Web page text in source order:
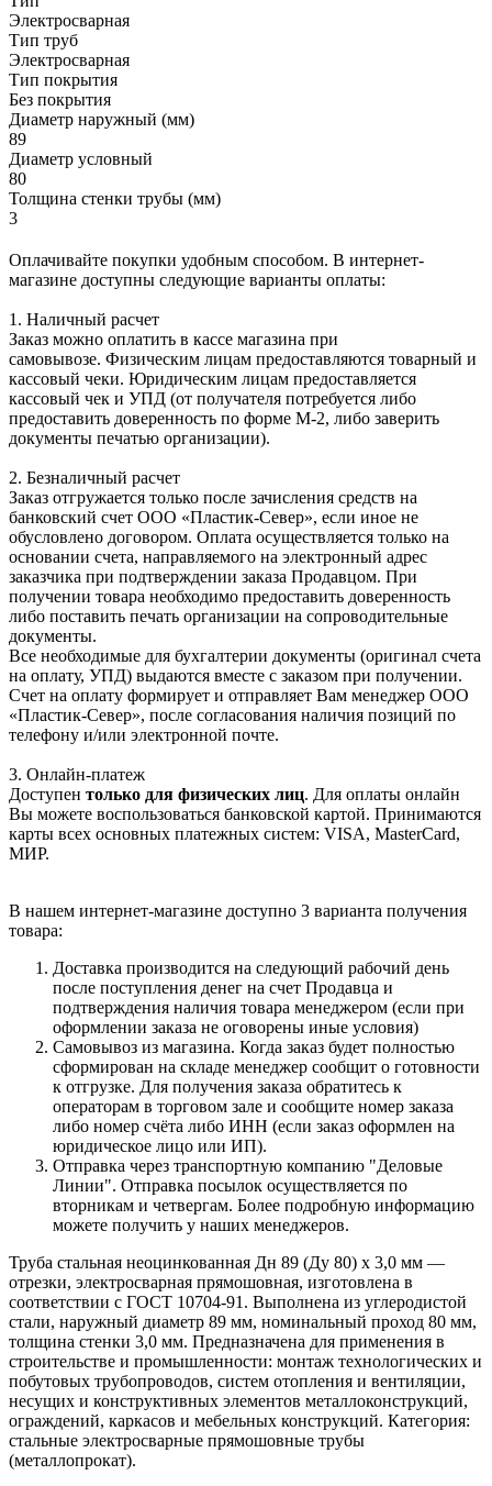
Электросварная
Тип труб
Электросварная
Тип покрытия
Без покрытия
Диаметр наружный (мм)
89
Диаметр условный
80
Толщина стенки трубы (мм)
3
Оплачивайте покупки удобным способом. В интернет-
магазине доступны следующие варианты оплаты:
1. Наличный расчет
Заказ можно оплатить в кассе магазина при
самовывозе. Физическим лицам предоставляются товарный и
кассовый чеки. Юридическим лицам предоставляется
кассовый чек и УПД (от получателя потребуется либо
предоставить доверенность по форме М-2, либо заверить
документы печатью организации).
2. Безналичный расчет
Заказ отгружается только после зачисления средств на
банковский счет ООО «Пластик-Север», если иное не
обусловлено договором. Оплата осуществляется только на
основании счета, направляемого на электронный адрес
заказчика при подтверждении заказа Продавцом. При
получении товара необходимо предоставить доверенность
либо поставить печать организации на сопроводительные
документы.
Все необходимые для бухгалтерии документы (оригинал счета
на оплату, УПД) выдаются вместе с заказом при получении.
Счет на оплату формирует и отправляет Вам менеджер ООО
«Пластик-Север», после согласования наличия позиций по
телефону и/или электронной почте.
3. Онлайн-платеж
Доступен только для физических лиц. Для оплаты онлайн
Вы можете воспользоваться банковской картой. Принимаются
карты всех основных платежных систем: VISA, MasterCard,
МИР.
В нашем интернет-магазине доступно 3 варианта получения
товара:
Доставка производится на следующий рабочий день
после поступления денег на счет Продавца и
подтверждения наличия товара менеджером (если при
оформлении заказа не оговорены иные условия)
Самовывоз из магазина. Когда заказ будет полностью
сформирован на складе менеджер сообщит о готовности
к отгрузке. Для получения заказа обратитесь к
операторам в торговом зале и сообщите номер заказа
либо номер счёта либо ИНН (если заказ оформлен на
юридическое лицо или ИП).
Отправка через транспортную компанию "Деловые
Линии". Отправка посылок осуществляется по
вторникам и четвергам. Более подробную информацию
можете получить у наших менеджеров.
Труба стальная неоцинкованная Дн 89 (Ду 80) х 3,0 мм —
отрезки, электросварная прямошовная, изготовлена в
соответствии с ГОСТ 10704-91. Выполнена из углеродистой
стали, наружный диаметр 89 мм, номинальный проход 80 мм,
толщина стенки 3,0 мм. Предназначена для применения в
строительстве и промышленности: монтаж технологических и
побутовых трубопроводов, систем отопления и вентиляции,
несущих и конструктивных элементов металлоконструкций,
ограждений, каркасов и мебельных конструкций. Категория:
стальные электросварные прямошовные трубы
(металлопрокат).